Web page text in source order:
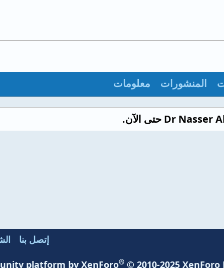
المنشورات معلومات
إتصل بنا
platform by XenForo® © 2010-2025 XenForo